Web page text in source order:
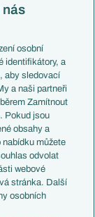
nás
osobní
identifikátory, a
aby sledovací
a naši partneři
Zamítnout
Pokud jsou
obsahy a
můžete
odvolat
webové
stránka. Další
osobních